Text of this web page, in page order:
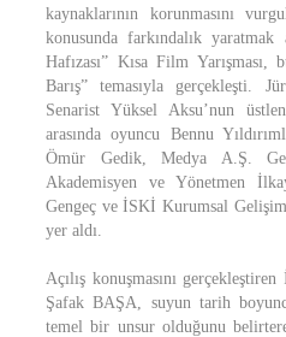
kaynaklarının korunmasını
konusunda farkındalık
Hafızası” Kısa Film
Barış” temasıyla gerçekleşti.
Senarist Yüksel Aksu’nun
arasında oyuncu Bennu
Ömür Gedik, Medya A.Ş.
Akademisyen ve Yönetmen
Gengeç ve İSKİ Kurumsal
yer aldı.
Açılış konuşmasını
Şafak BAŞA, suyun tarih
temel bir unsur olduğunu